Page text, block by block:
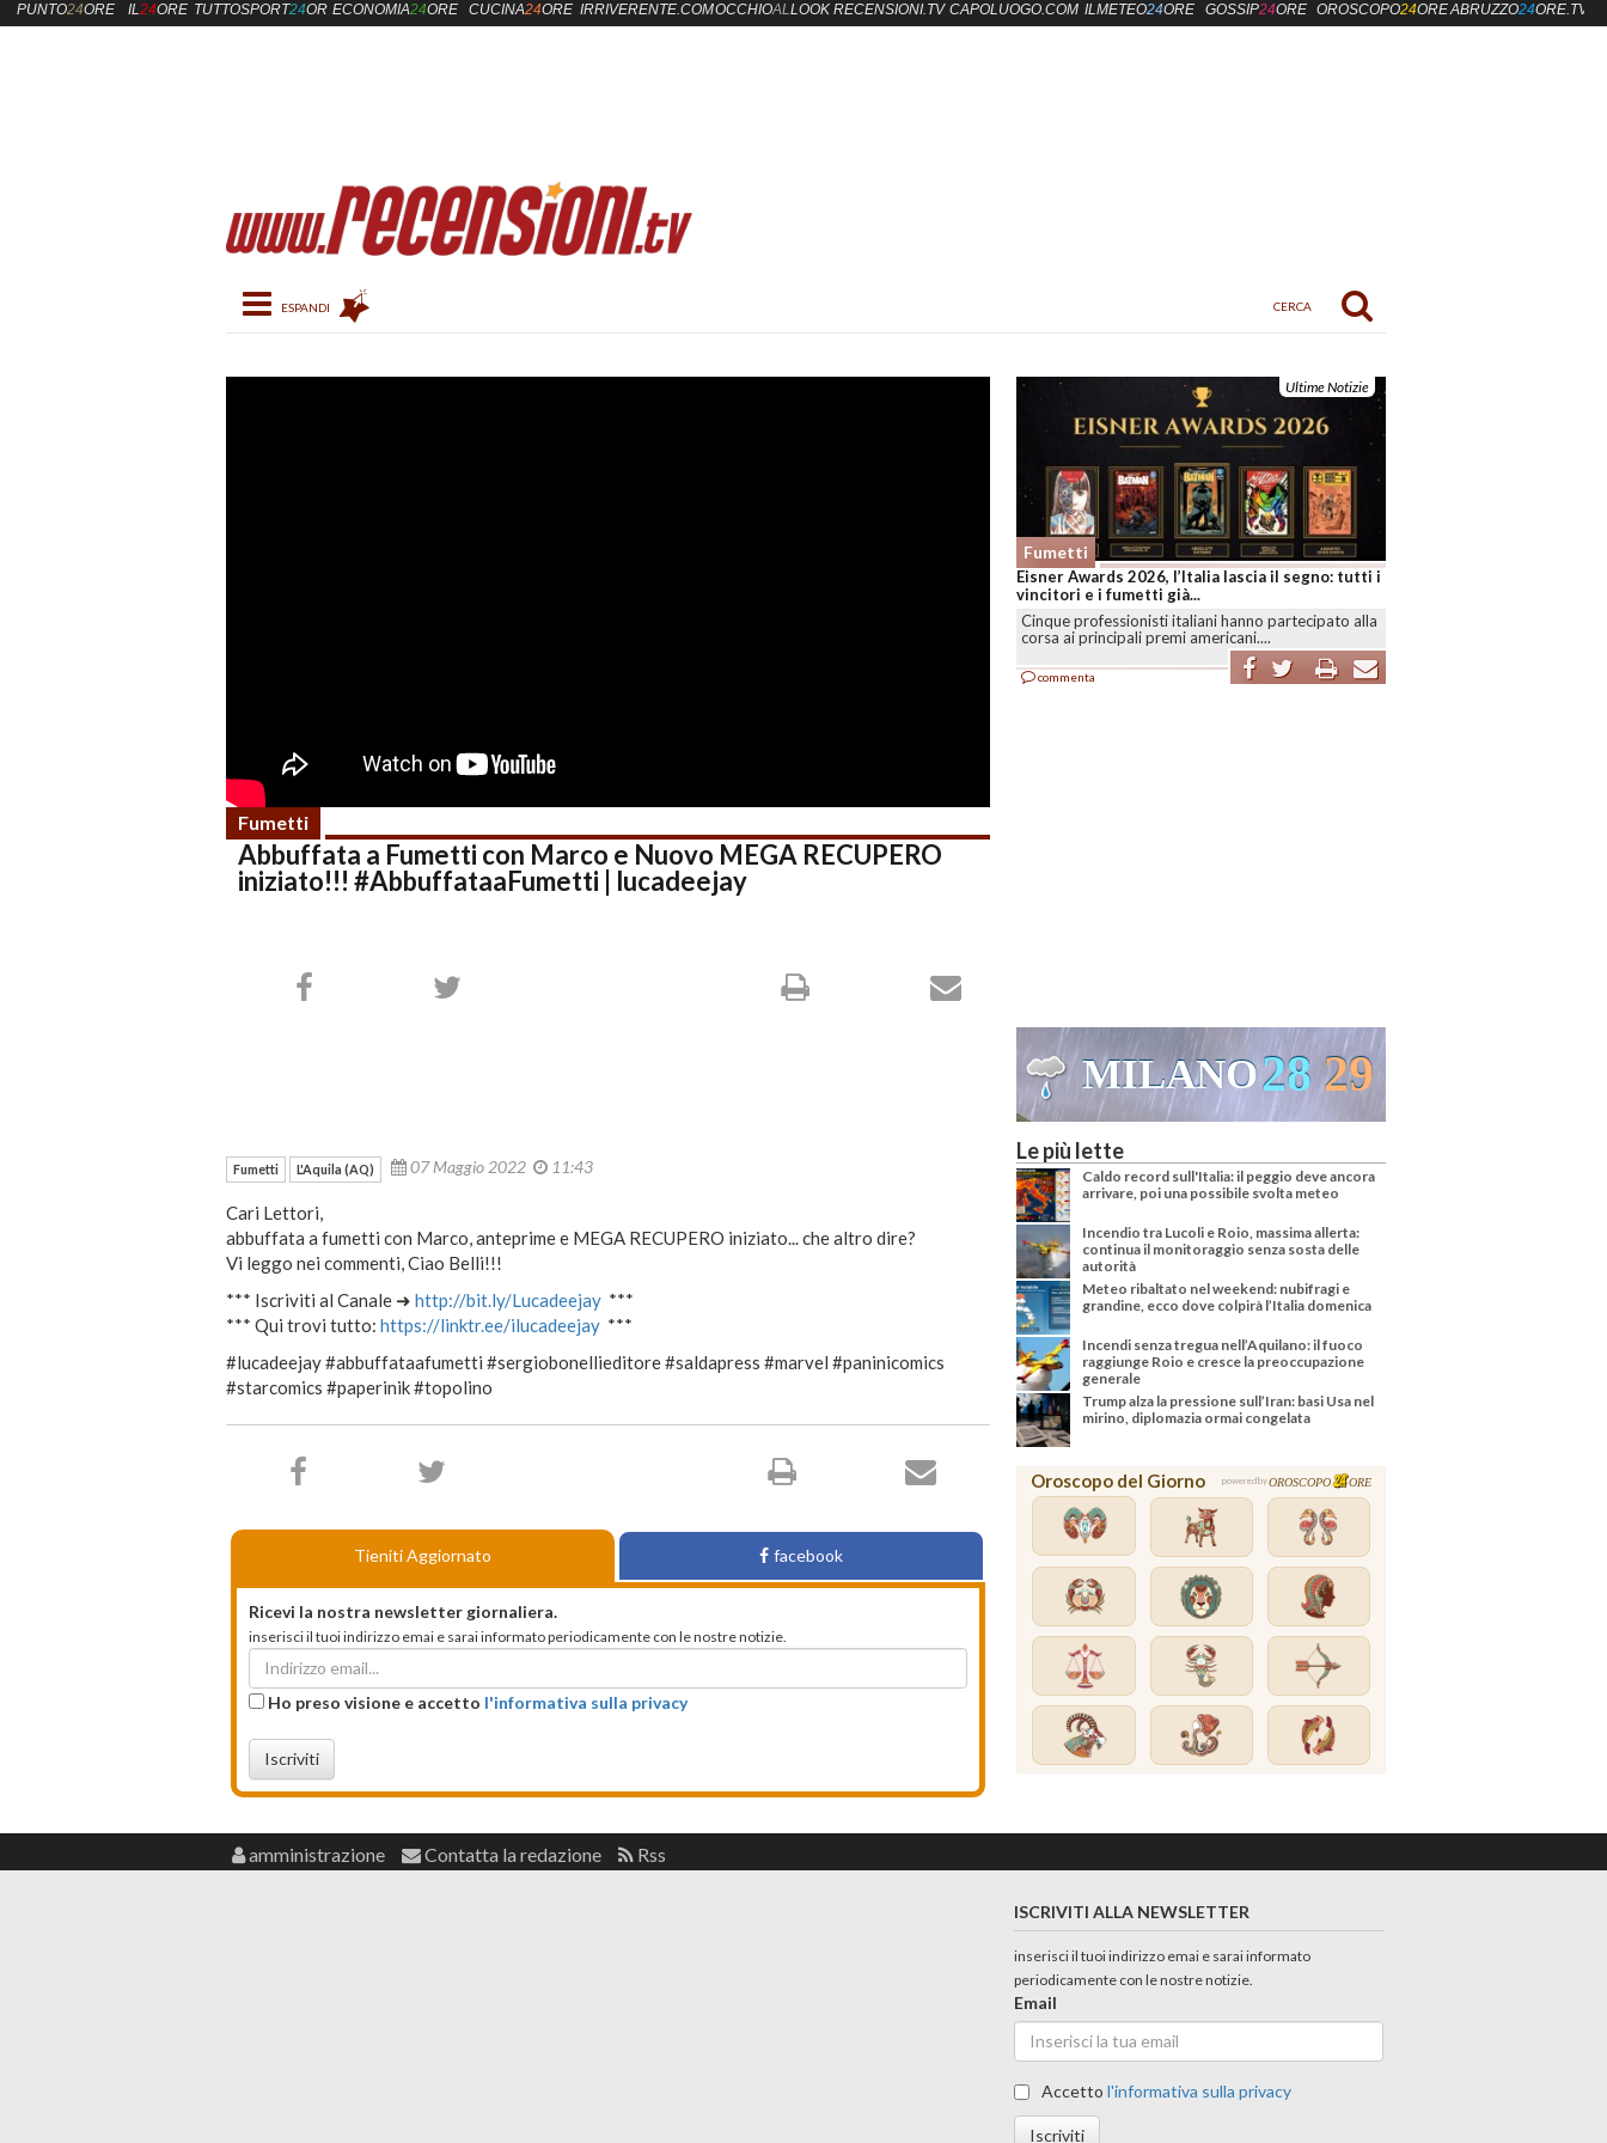
Toggle navigation
Fumetti
Abbuffata a Fumetti con Marco e Nuovo MEGA RECUPERO
iniziato!!! #AbbuffataaFumetti | lucadeejay
Ultime Notizie
Fumetti
Eisner Awards 2026, l’Italia lascia il segno: tutti i
vincitori e i fumetti già...
Cinque professionisti italiani hanno partecipato alla
corsa ai principali premi americani....
commenta
MILANO28 29
Fumetti L'Aquila (AQ) 07 Maggio 2022 11:43
Cari Lettori,
abbuffata a fumetti con Marco, anteprime e MEGA RECUPERO iniziato... che altro dire?
Vi leggo nei commenti, Ciao Belli!!!
*** Iscriviti al Canale ➜ http://bit.ly/Lucadeejay ***
*** Qui trovi tutto: https://linktr.ee/ilucadeejay ***
#lucadeejay #abbuffataafumetti #sergiobonellieditore #saldapress #marvel #paninicomics
#starcomics #paperinik #topolino
Tieniti Aggiornato facebook
Ricevi la nostra newsletter giornaliera.
inserisci il tuoi indirizzo emai e sarai informato periodicamente con le nostre notizie.
Ho preso visione e accetto l'informativa sulla privacy
Iscriviti
Le più lette
Caldo record sull'Italia: il peggio deve ancora
arrivare, poi una possibile svolta meteo
Incendio tra Lucoli e Roio, massima allerta:
continua il monitoraggio senza sosta delle
autorità
Meteo ribaltato nel weekend: nubifragi e
grandine, ecco dove colpirà l’Italia domenica
Incendi senza tregua nell’Aquilano: il fuoco
raggiunge Roio e cresce la preoccupazione
generale
Trump alza la pressione sull’Iran: basi Usa nel
mirino, diplomazia ormai congelata
Oroscopo del Giorno powered byOROSCOPO ORE
PUNTO24ORE IL24ORE TUTTOSPORT24OREECONOMIA24ORE CUCINA24ORE IRRIVERENTE.COMOCCHIOALLOOK RECENSIONI.TV CAPOLUOGO.COM ILMETEO24ORE GOSSIP24ORE OROSCOPO24OREABRUZZO24ORE.TV
amministrazione Contatta la redazione Rss
ISCRIVITI ALLA NEWSLETTER
inserisci il tuoi indirizzo emai e sarai informato
periodicamente con le nostre notizie.
Email
Accettol'informativa sulla privacy
Iscriviti